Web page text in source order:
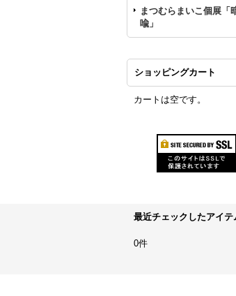
まつむらまいこ個展「
喩」
ショッピングカート
カートは空です。
最近チェックしたアイテ
0件